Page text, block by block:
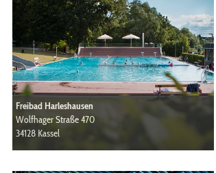
Freibad Harleshausen
Wolfhager Straße 470
34128 Kassel